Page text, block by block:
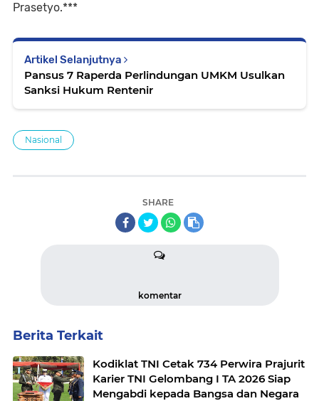
Prasetyo.***
Artikel Selanjutnya
Pansus 7 Raperda Perlindungan UMKM Usulkan
Sanksi Hukum Rentenir
Nasional
SHARE
komentar
Berita Terkait
Kodiklat TNI Cetak 734 Perwira Prajurit
Karier TNI Gelombang I TA 2026 Siap
Mengabdi kepada Bangsa dan Negara